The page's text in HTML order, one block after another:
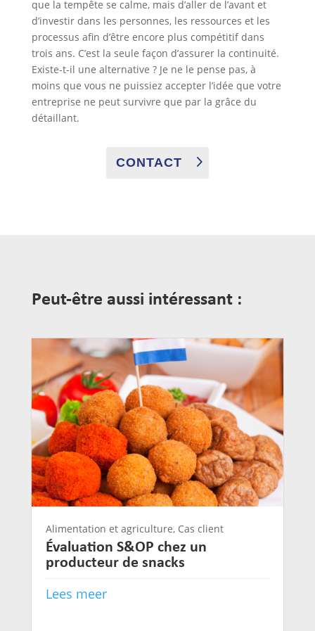
que la tempête se calme, mais d’aller de l’avant et
d’investir dans les personnes, les ressources et les
processus afin d’être encore plus compétitif dans
trois ans. C’est la seule façon d’assurer la continuité.
Existe-t-il une alternative ? Je ne le pense pas, à
moins que vous ne puissiez accepter l’idée que votre
entreprise ne peut survivre que par la grâce du
détaillant.
CONTACT
Peut-être aussi intéressant :
Alimentation et agriculture, Cas client
Évaluation S&OP chez un
producteur de snacks
Lees meer